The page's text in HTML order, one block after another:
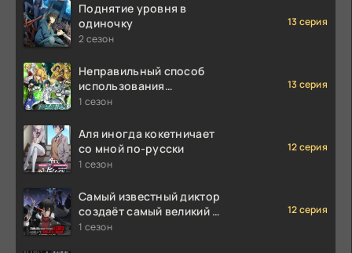
Поднятие уровня в
одиночку
2 сезон
13 серия
Неправильный способ
использования
исцеляющей магии
1 сезон
13 серия
Аля иногда кокетничает
со мной по-русски
1 сезон
12 серия
Самый известный диктор
создаёт самый великий в
мире клан
1 сезон
12 серия